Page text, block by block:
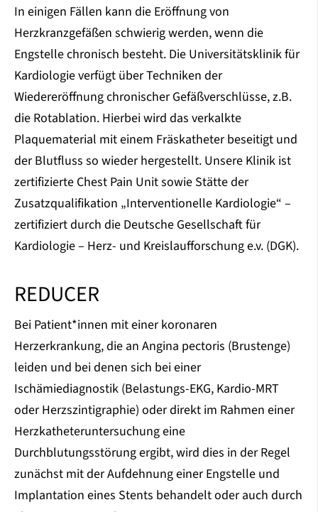
In einigen Fällen kann die Eröffnung von
Herzkranzgefäßen schwierig werden, wenn die
Engstelle chronisch besteht. Die Universitätsklinik für
Kardiologie verfügt über Techniken der
Wiedereröffnung chronischer Gefäßverschlüsse, z.B.
die Rotablation. Hierbei wird das verkalkte
Plaquematerial mit einem Fräskatheter beseitigt und
der Blutfluss so wieder hergestellt. Unsere Klinik ist
zertifizierte Chest Pain Unit sowie Stätte der
Zusatzqualifikation „Interventionelle Kardiologie“ –
zertifiziert durch die Deutsche Gesellschaft für
Kardiologie – Herz- und Kreislaufforschung e.v. (DGK).
REDUCER
Bei Patient*innen mit einer koronaren
Herzerkrankung, die an Angina pectoris (Brustenge)
leiden und bei denen sich bei einer
Ischämiediagnostik (Belastungs-EKG, Kardio-MRT
oder Herzszintigraphie) oder direkt im Rahmen einer
Herzkatheteruntersuchung eine
Durchblutungsstörung ergibt, wird dies in der Regel
zunächst mit der Aufdehnung einer Engstelle und
Implantation eines Stents behandelt oder auch durch